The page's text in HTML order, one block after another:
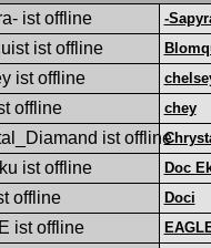
-
chey
Doc
Doci